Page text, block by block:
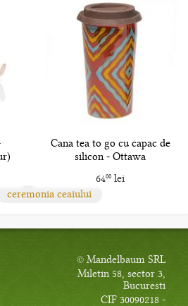
Cana tea to go cu capac de
silicon - Ottawa
6400lei
ceremonia ceaiului
© Mandelbaum SRL
Miletin 58, sector 3,
Bucuresti
CIF 30090218 -